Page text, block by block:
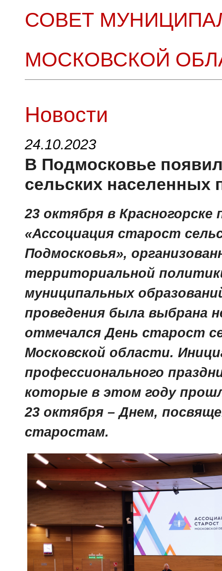
СОВЕТ
МОСКОВСКОЙ
Новости
24.10.2023
В Подмосковье
сельских населенных
23 октября в
«Ассоциация старост
Подмосковья»,
территориальной
муниципальных
проведения была выбрана
отмечался День старост
Московской области.
профессионального
которые в этом году
23 октября – Днем,
старостам.